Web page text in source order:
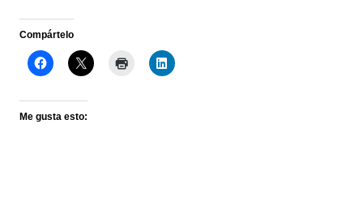
Compártelo
Me gusta esto: